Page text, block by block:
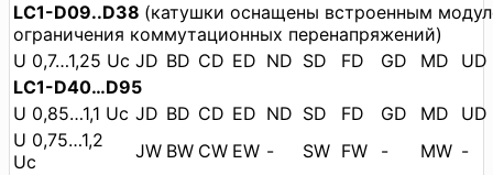
LC1-D09..D38 (катушки оснащены встроенным
ограничения коммутационных перенапряжений)
U 0,7…1,25 Uc JD BD CD ED ND SD FD GD MD
UD
LC1-D40…D95
U 0,85…1,1 Uc JD BD CD ED ND SD FD GD MD
UD
U 0,75…1,2
Uc
JW BW CW EW - SW FW - MW -